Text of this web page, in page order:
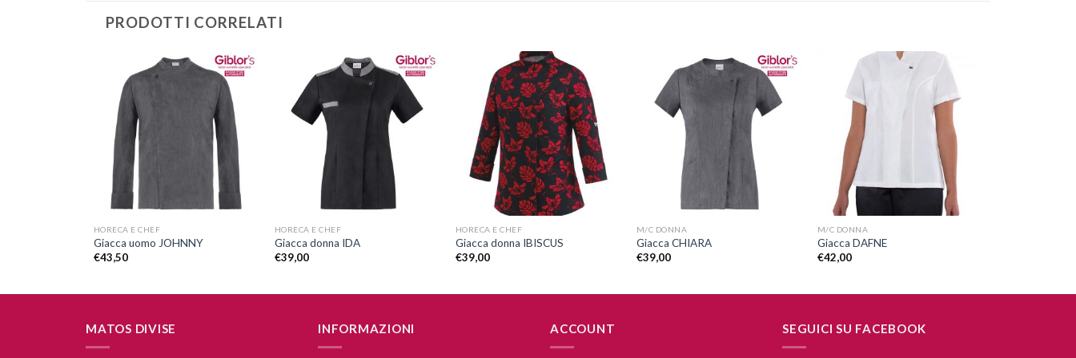
PRODOTTI CORRELATI
Aggiungi
alla lista
dei
desideri
HORECA E CHEF
Giacca uomo JOHNNY
€43,50
Aggiungi
alla lista
dei
desideri
HORECA E CHEF
Giacca donna IDA
€39,00
Aggiungi
alla lista
dei
desideri
HORECA E CHEF
Giacca donna IBISCUS
€39,00
Aggiungi
alla lista
dei
M/C DONNA
Giacca CHIARA
€39,00
alla lista
desideri
+
M/C DONNA
Giacca DAFNE
€42,00
MATOS DIVISE INFORMAZIONI ACCOUNT SEGUICI SU FACEBOOK